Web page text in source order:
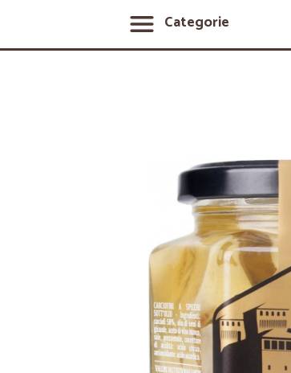
Categorie